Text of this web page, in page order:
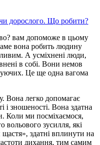
дорослого. Що робити?
вам допоможе в цьому
вона робить людину
А усміхнені люди,
в собі. Вони немов
Це ще одна вагома
Вона легко допомагає
і зношеності. Вона здатна
Коли ми посміхаємося,
вольового зусилля, які
здатні вплинути на
дихання, тим самим